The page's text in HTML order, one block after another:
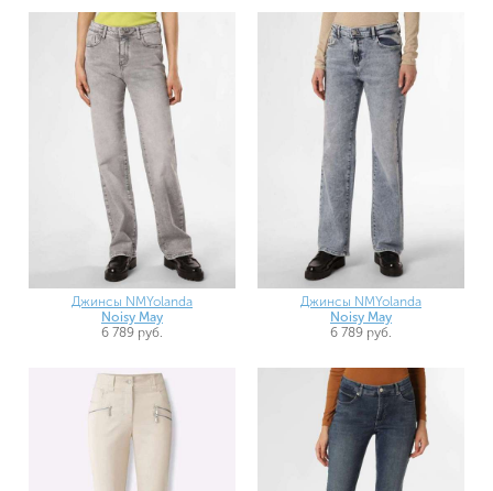
Джинсы NMYolanda
Noisy May
6 789 руб.
Джинсы NMYolanda
Noisy May
6 789 руб.